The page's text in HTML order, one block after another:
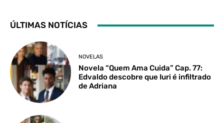
ÚLTIMAS NOTÍCIAS
NOVELAS
Novela “Quem Ama Cuida” Cap. 77:
Edvaldo descobre que Iuri é infiltrado
de Adriana